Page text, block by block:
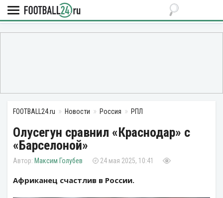
FOOTBALL24.ru Новости Россия РПЛ
Олусегун сравнил «Краснодар» с
«Барселоной»
Максим Голубев 24 мая 2025, 10:41
Африканец счастлив в России.